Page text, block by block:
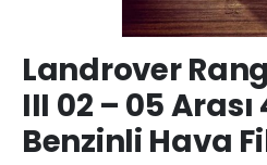
Landrover
III 02 – 05 Arası
Benzinli Hava